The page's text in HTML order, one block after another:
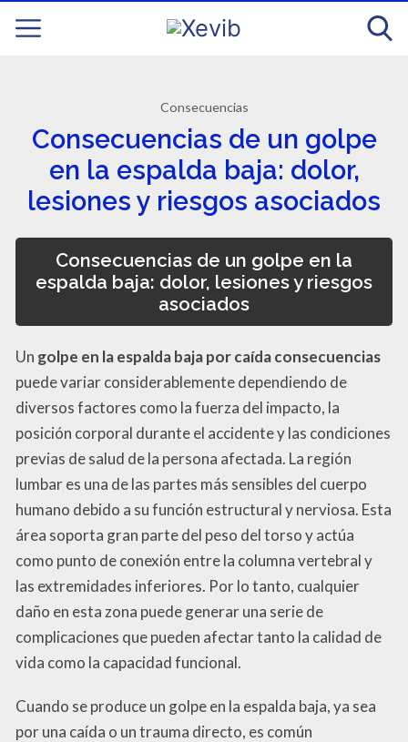
Consecuencias
Consecuencias de un golpe
en la espalda baja: dolor,
lesiones y riesgos asociados
Consecuencias de un golpe en la
espalda baja: dolor, lesiones y riesgos
asociados
Un golpe en la espalda baja por caída consecuencias
puede variar considerablemente dependiendo de
diversos factores como la fuerza del impacto, la
posición corporal durante el accidente y las condiciones
previas de salud de la persona afectada. La región
lumbar es una de las partes más sensibles del cuerpo
humano debido a su función estructural y nerviosa. Esta
área soporta gran parte del peso del torso y actúa
como punto de conexión entre la columna vertebral y
las extremidades inferiores. Por lo tanto, cualquier
daño en esta zona puede generar una serie de
complicaciones que pueden afectar tanto la calidad de
vida como la capacidad funcional.
Cuando se produce un golpe en la espalda baja, ya sea
por una caída o un trauma directo, es común